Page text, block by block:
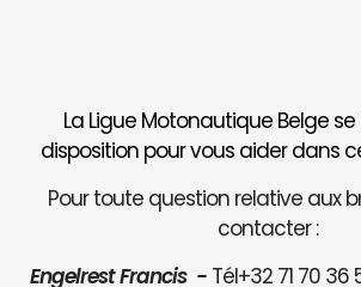
La Ligue Motonautique Belge
disposition pour vous aider dans
Pour toute question relative aux
contacter :
Engelrest Francis -Tél+32 71 70 36